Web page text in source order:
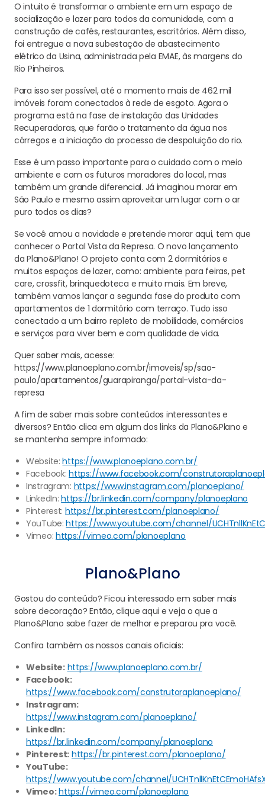
O intuito é transformar o ambiente em um espaço de
socialização e lazer para todos da comunidade, com a
construção de cafés, restaurantes, escritórios. Além disso,
foi entregue a nova subestação de abastecimento
elétrico da Usina, administrada pela EMAE, às margens do
Rio Pinheiros.
Para isso ser possível, até o momento mais de 462 mil
imóveis foram conectados à rede de esgoto. Agora o
programa está na fase de instalação das Unidades
Recuperadoras, que farão o tratamento da água nos
córregos e a iniciação do processo de despoluição do rio.
Esse é um passo importante para o cuidado com o meio
ambiente e com os futuros moradores do local, mas
também um grande diferencial. Já imaginou morar em
São Paulo e mesmo assim aproveitar um lugar com o ar
puro todos os dias?
Se você amou a novidade e pretende morar aqui, tem que
conhecer o Portal Vista da Represa. O novo lançamento
da Plano&Plano! O projeto conta com 2 dormitórios e
muitos espaços de lazer, como: ambiente para feiras, pet
care, crossfit, brinquedoteca e muito mais. Em breve,
também vamos lançar a segunda fase do produto com
apartamentos de 1 dormitório com terraço. Tudo isso
conectado a um bairro repleto de mobilidade, comércios
e serviços para viver bem e com qualidade de vida.
Quer saber mais, acesse:
https://www.planoeplano.com.br/imoveis/sp/sao-
paulo/apartamentos/guarapiranga/portal-vista-da-
represa
A fim de saber mais sobre conteúdos interessantes e
diversos? Então clica em algum dos links da Plano&Plano e
se mantenha sempre informado:
Website:https://www.planoeplano.com.br/
Facebook:https://www.facebook.com/
Instragram: https://www.instagram.com/planoeplano/
LinkedIn:https://br.linkedin.com/company/planoeplano
Pinterest: https://br.pinterest.com/planoeplano/
YouTube:https://www.youtube.com/channel/
Vimeo:https://vimeo.com/planoeplano
Plano&Plano
Gostou do conteúdo? Ficou interessado em saber mais
sobre decoração? Então, clique aqui e veja o que a
Plano&Plano sabe fazer de melhor e preparou pra você.
Confira também os nossos canais oficiais:
Website: https://www.planoeplano.com.br/
Facebook:
https://www.facebook.com/construtoraplanoeplano/
Instragram:
https://www.instagram.com/planoeplano/
LinkedIn:
https://br.linkedin.com/company/planoeplano
Pinterest: https://br.pinterest.com/planoeplano/
YouTube:
https://www.youtube.com/channel/
Vimeo:https://vimeo.com/planoeplano